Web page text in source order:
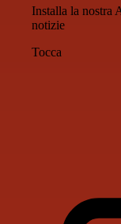
Installa la nostra
notizie
Tocca